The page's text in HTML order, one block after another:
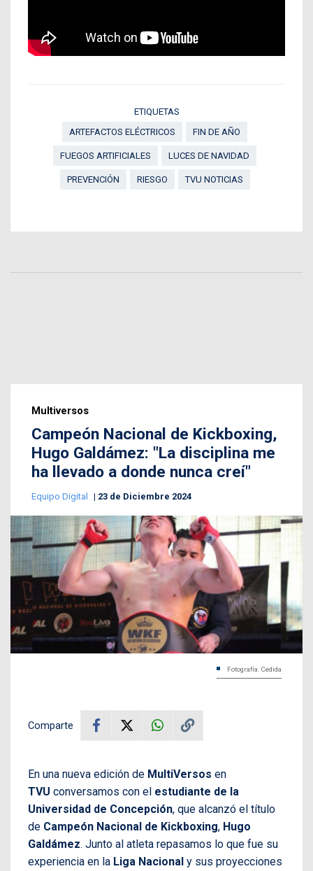
ETIQUETAS
ARTEFACTOS ELÉCTRICOS
FIN DE AÑO
FUEGOS ARTIFICIALES LUCES DE NAVIDAD
PREVENCIÓN RIESGO TVU NOTICIAS
Multiversos
Campeón Nacional de Kickboxing,
Hugo Galdámez: "La disciplina me
ha llevado a donde nunca creí"
Equipo Digital 23 de Diciembre 2024
Fotografía: Cedida
Comparte
En una nueva edición de MultiVersos en
TVU conversamos con el estudiante de la
Universidad de Concepción, que alcanzó el título
de Campeón Nacional de Kickboxing, Hugo
Galdámez. Junto al atleta repasamos lo que fue su
experiencia en la Liga Nacional y sus proyecciones